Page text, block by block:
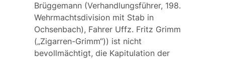
Brüggemann (Verhandlungsführer, 198.
Wehrmachtsdivision mit Stab in
Ochsenbach), Fahrer Uffz. Fritz Grimm
(„Zigarren-Grimm“)) ist nicht
bevollmächtigt, die Kapitulation der